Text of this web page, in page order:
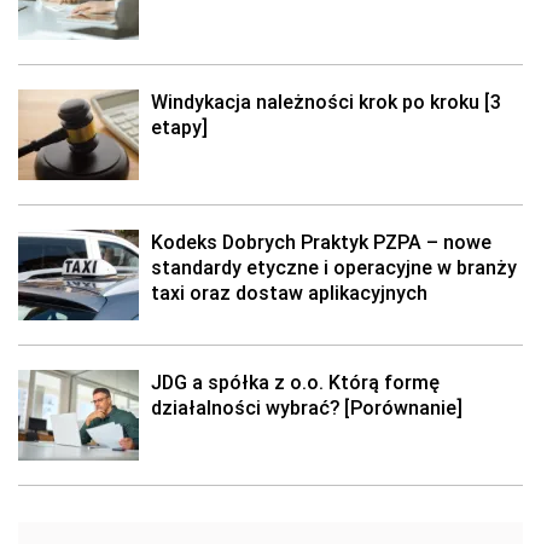
Windykacja należności krok po kroku [3
etapy]
Kodeks Dobrych Praktyk PZPA – nowe
standardy etyczne i operacyjne w branży
taxi oraz dostaw aplikacyjnych
JDG a spółka z o.o. Którą formę
działalności wybrać? [Porównanie]